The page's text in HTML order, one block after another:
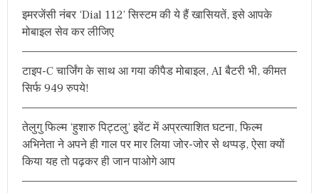
इमरजेंसी नंबर ‘Dial 112’ सिस्टम की ये हैं खासियतें, इसे आपके
मोबाइल सेव कर लीजिए
टाइप-C चार्जिंग के साथ आ गया कीपैड मोबाइल, AI बैटरी भी, कीमत
सिर्फ 949 रुपये!
तेलुगु फिल्म ‘हुशारु पिट्टलु’ इवेंट में अप्रत्याशित घटना, फिल्म
अभिनेता ने अपने ही गाल पर मार लिया जोर-जोर से थप्पड़, ऐसा क्यों
किया यह तो पढ़कर ही जान पाओगे आप